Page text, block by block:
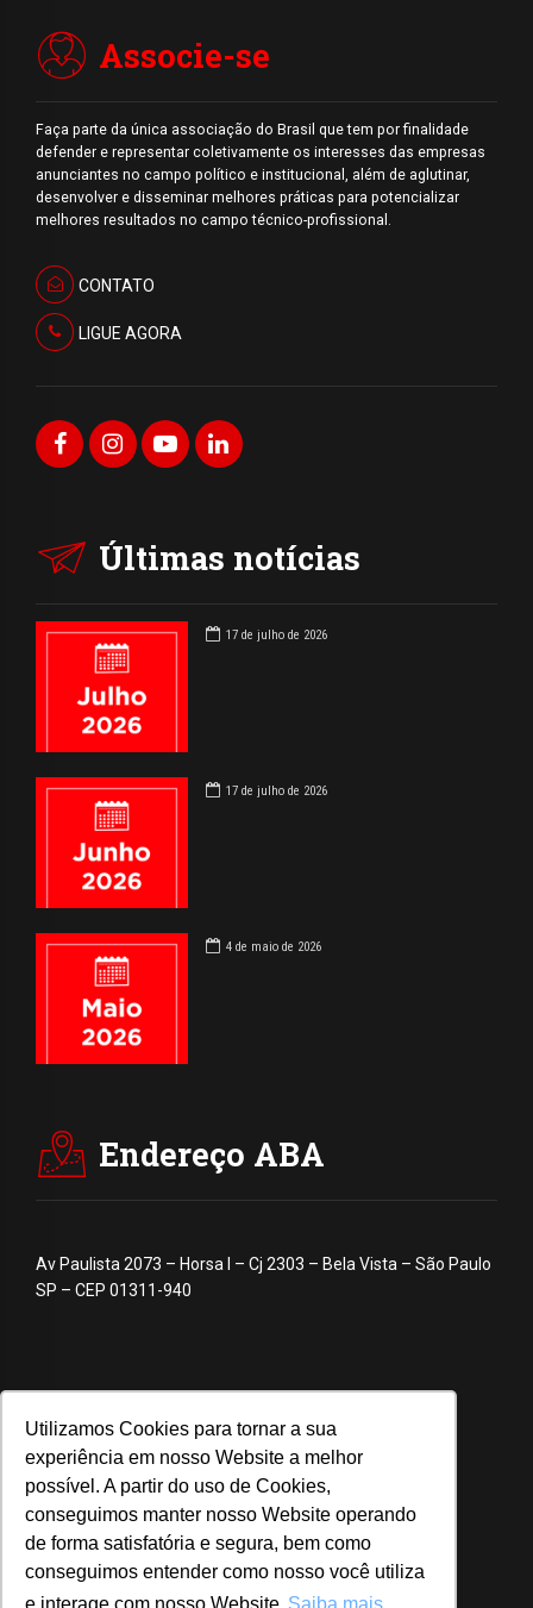
Utilizamos Cookies para tornar a sua
experiência em nosso Website a melhor
possível. A partir do uso de Cookies,
conseguimos manter nosso Website operando
de forma satisfatória e segura, bem como
conseguimos entender como nosso você utiliza
Associe-se
Faça parte da única associação do Brasil que tem por finalidade
defender e representar coletivamente os interesses das empresas
anunciantes no campo político e institucional, além de aglutinar,
desenvolver e disseminar melhores práticas para potencializar
melhores resultados no campo técnico-profissional.
CONTATO
LIGUE AGORA
Últimas notícias
17 de julho de 2026
17 de julho de 2026
4 de maio de 2026
Endereço ABA
Av Paulista 2073 – Horsa I – Cj 2303 – Bela Vista – São Paulo
SP – CEP 01311-940